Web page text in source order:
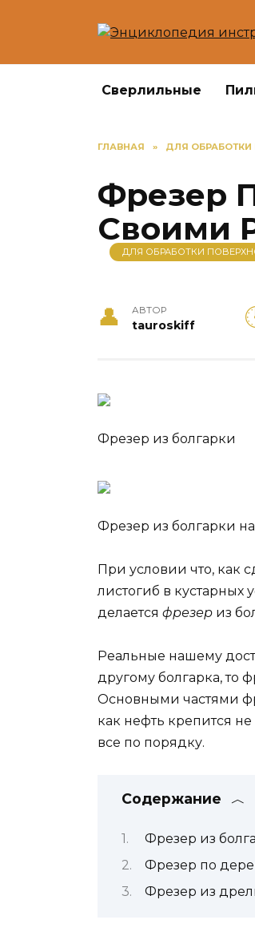
Сверлильные
ГЛАВНАЯ » ДЛЯ ОБРАБОТКИ
Фрезер
Своими
ДЛЯ ОБРАБОТКИ
АВТОР
tauroskiff
Фрезер из болгарки
Фрезер из болгарки
При условии что, как
листогиб в кустарных
делается фрезер из
Реальные нашему
другому болгарка, то
Основными частями
как нефть крепится
все по порядку.
Содержание
Фрезер из
Фрезер по
Фрезер из